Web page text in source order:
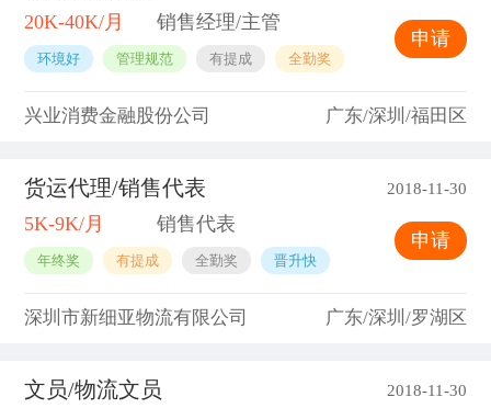
20K-40K/月 销售经理/主管
环境好 管理规范 有提成 全勤奖
申请
兴业消费金融股份公司 广东/深圳/福田区
货运代理/销售代表 2018-11-30
5K-9K/月 销售代表
年终奖 有提成 全勤奖 晋升快
申请
深圳市新细亚物流有限公司 广东/深圳/罗湖区
文员/物流文员 2018-11-30